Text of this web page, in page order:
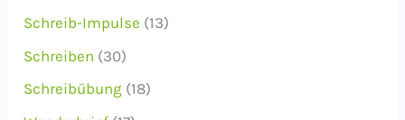
Schreib-Impulse (13)
Schreiben (30)
Schreibübung (18)